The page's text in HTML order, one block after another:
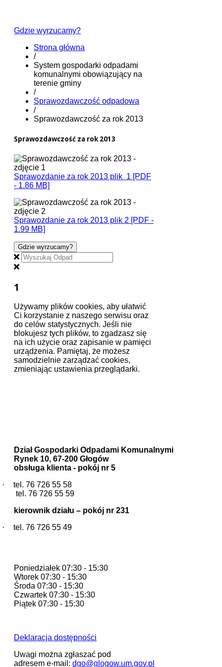
Gdzie wyrzucamy?
Strona główna
/
System gospodarki odpadami
komunalnymi obowiązujący na
terenie gminy
/
Sprawozdawczość odpadowa
/
Sprawozdawczość za rok 2013
Sprawozdawczość za rok 2013
Sprawozdanie za rok 2013 plik 1 [PDF
- 1.86 MB]
Sprawozdanie za rok 2013 plik 2 [PDF -
1.99 MB]
Gdzie wyrzucamy?
1
Używamy plików cookies, aby ułatwić
Ci korzystanie z naszego serwisu oraz
do celów statystycznych. Jeśli nie
blokujesz tych plików, to zgadzasz się
na ich użycie oraz zapisanie w pamięci
urządzenia. Pamiętaj, że możesz
samodzielnie zarządzać cookies,
zmieniając ustawienia przeglądarki.
Dział Gospodarki Odpadami Komunalnymi
Rynek 10, 67-200 Głogów
obsługa klienta - pokój nr 5
·
tel. 76 726 55 58
tel. 76 726 55 59
kierownik działu – pokój nr 231
·
tel. 76 726 55 49
Poniedziałek 07:30 - 15:30
Wtorek 07:30 - 15:30
Środa 07:30 - 15:30
Czwartek 07:30 - 15:30
Piątek 07:30 - 15:30
Deklaracja dostępności
Uwagi można zgłaszać pod
adresem e-mail: dgo@glogow.um.gov.pl